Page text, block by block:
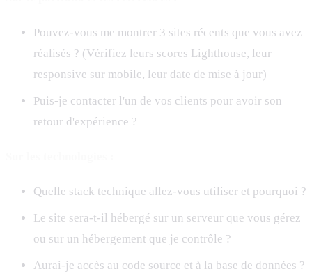
Pouvez-vous me montrer 3 sites récents que vous avez
réalisés ? (Vérifiez leurs scores Lighthouse, leur
responsive sur mobile, leur date de mise à jour)
Puis-je contacter l'un de vos clients pour avoir son
retour d'expérience ?
Quelle stack technique allez-vous utiliser et pourquoi ?
Le site sera-t-il hébergé sur un serveur que vous gérez
ou sur un hébergement que je contrôle ?
Aurai-je accès au code source et à la base de données ?